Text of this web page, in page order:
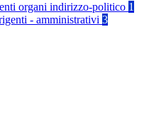
organi indirizzo-politico 1
- amministrativi 3